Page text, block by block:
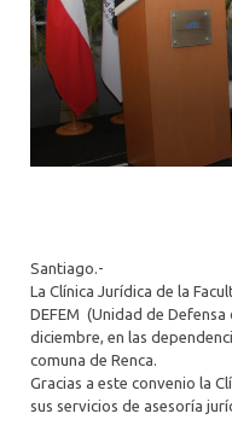
Santiago.-
La Clínica Jurídica de la
DEFEM (Unidad de
diciembre, en las
comuna de Renca.
Gracias a este convenio la
sus servicios de asesoría